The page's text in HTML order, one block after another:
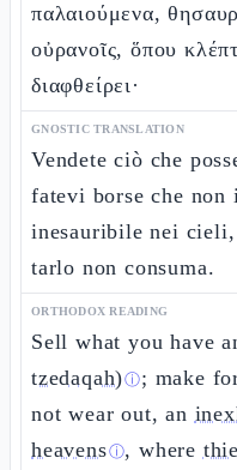
παλαιούμενα,
οὐρανοῖς, ὅπου
διαφθείρει·
GNOSTIC TRANSLATION
Vendete ciò che
fatevi borse che non
inesauribile nei
tarlo non consuma.
ORTHODOX READING
Sell what you have
tzedaqah)ⓘ; make
not wear out, an
heavensⓘ, where